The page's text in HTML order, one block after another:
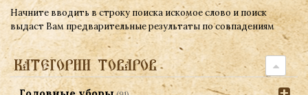
Начните вводить в строку поиска искомое слово и поиск
выдаст Вам предварительные результаты по совпадениям
КАТЕГОРИИ ТОВАРОВ